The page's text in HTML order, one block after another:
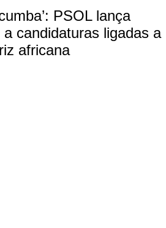
PSOL lança
candidaturas ligadas a
africana